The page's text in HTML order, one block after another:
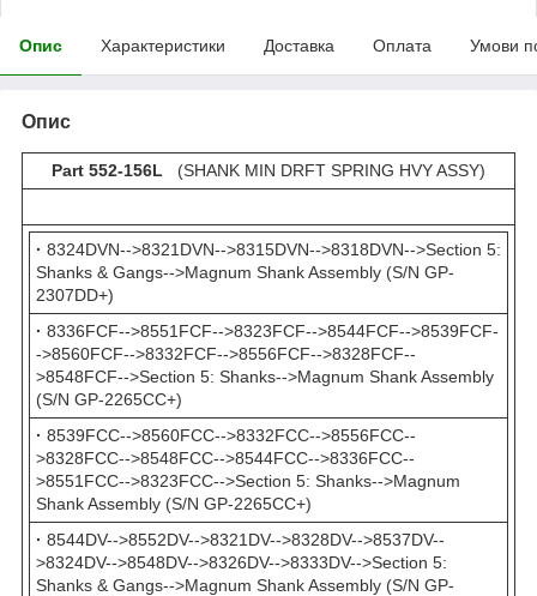
Опис Характеристики Доставка Оплата Умови
Опис
Part 552-156L (SHANK MIN DRFT SPRING HVY ASSY)
· 8324DVN-->8321DVN-->8315DVN-->8318DVN-->Section 5:
Shanks & Gangs-->Magnum Shank Assembly (S/N GP-
2307DD+)
· 8336FCF-->8551FCF-->8323FCF-->8544FCF-->8539FCF-
->8560FCF-->8332FCF-->8556FCF-->8328FCF--
>8548FCF-->Section 5: Shanks-->Magnum Shank Assembly
(S/N GP-2265CC+)
· 8539FCC-->8560FCC-->8332FCC-->8556FCC--
>8328FCC-->8548FCC-->8544FCC-->8336FCC--
>8551FCC-->8323FCC-->Section 5: Shanks-->Magnum
Shank Assembly (S/N GP-2265CC+)
· 8544DV-->8552DV-->8321DV-->8328DV-->8537DV--
>8324DV-->8548DV-->8326DV-->8333DV-->Section 5:
Shanks & Gangs-->Magnum Shank Assembly (S/N GP-